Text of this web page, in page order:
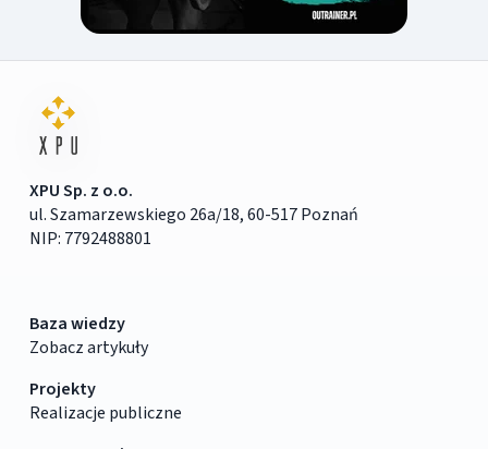
XPU Sp. z o.o.
ul. Szamarzewskiego 26a/18, 60-517 Poznań
NIP: 7792488801
Baza wiedzy
Zobacz artykuły
Projekty
Realizacje publiczne